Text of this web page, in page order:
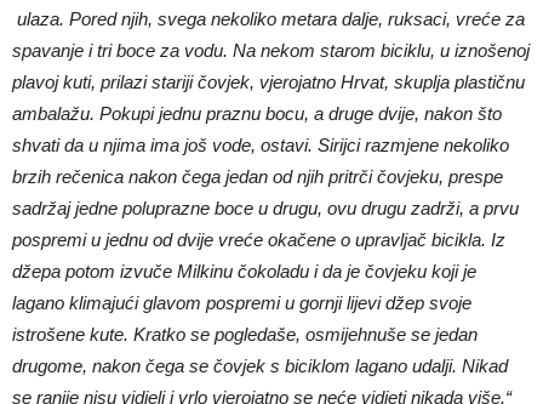
ulaza. Pored njih, svega nekoliko metara dalje, ruksaci, vreće za
spavanje i tri boce za vodu. Na nekom starom biciklu, u iznošenoj
plavoj kuti, prilazi stariji čovjek, vjerojatno Hrvat, skuplja plastičnu
ambalažu. Pokupi jednu praznu bocu, a druge dvije, nakon što
shvati da u njima ima još vode, ostavi. Sirijci razmjene nekoliko
brzih rečenica nakon čega jedan od njih pritrči čovjeku, prespe
sadržaj jedne poluprazne boce u drugu, ovu drugu zadrži, a prvu
pospremi u jednu od dvije vreće okačene o upravljač bicikla. Iz
džepa potom izvuče Milkinu čokoladu i da je čovjeku koji je
lagano klimajući glavom pospremi u gornji lijevi džep svoje
istrošene kute. Kratko se pogledaše, osmijehnuše se jedan
drugome, nakon čega se čovjek s biciklom lagano udalji. Nikad
se ranije nisu vidjeli i vrlo vjerojatno se neće vidjeti nikada više.“